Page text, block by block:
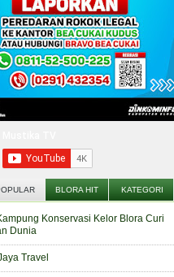
BLORA HIT KATEGORI
Konservasi Kelor Blora Curi
Dunia
Travel